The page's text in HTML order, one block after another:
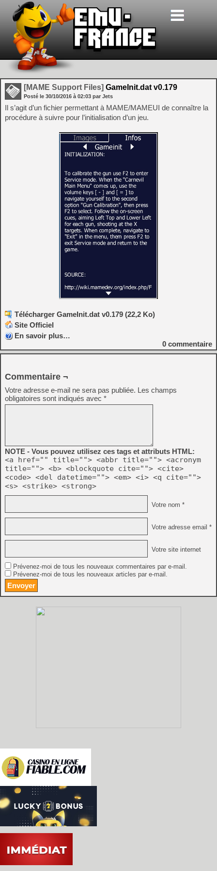
[MAME Support Files] GameInit.dat v0.179
Posté le 30/10/2016 à 02:03 par Jets
Il s’agit d’un fichier permettant à MAME/MAMEUI de connaître la
procédure à suivre pour l’initialisation d’un jeu.
Télécharger GameInit.dat v0.179 (22,2 Ko)
Site Officiel
En savoir plus…
0 commentaire
Commentaire ¬
Votre adresse e-mail ne sera pas publiée. Les champs
obligatoires sont indiqués avec *
NOTE - Vous pouvez utilisez ces tags et attributs HTML:
<a href="" title=""> <abbr title=""> <acronym
title=""> <b> <blockquote cite=""> <cite>
<code> <del datetime=""> <em> <i> <q cite="">
<s> <strike> <strong>
Votre nom *
Votre adresse email *
Votre site internet
Prévenez-moi de tous les nouveaux commentaires par e-mail.
Prévenez-moi de tous les nouveaux articles par e-mail.